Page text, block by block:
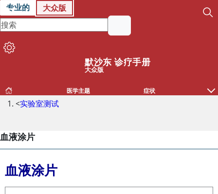
专业的 大众版
默沙东 诊疗手册
大众版
医学主题 症状
<实验室测试
血液涂片